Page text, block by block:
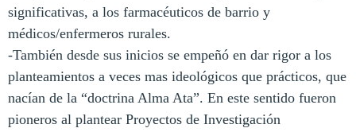
significativas, a los farmacéuticos de barrio y
médicos/enfermeros rurales.
-También desde sus inicios se empeñó en dar rigor a los
planteamientos a veces mas ideológicos que prácticos, que
nacían de la “doctrina Alma Ata”. En este sentido fueron
pioneros al plantear Proyectos de Investigación